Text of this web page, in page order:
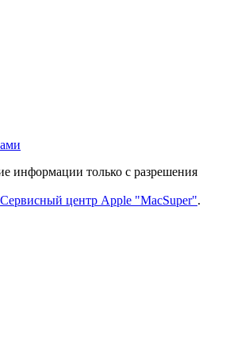
информации только с разрешения
Сервисный центр Apple "MacSuper".